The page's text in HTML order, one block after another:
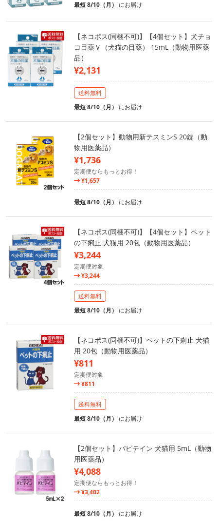
最短 8/10（月） にお届け
【ネコポス(同梱不可)】【4個セット】犬チョ
コ目薬Ｖ（犬猫の目薬） 15mL（動物用医薬
品）
¥2,131
送料無料
最短 8/10（月） にお届け
【2個セット】動物用新テスミンS 20錠（動
物用医薬品）
¥1,736
定期便ならもっとお得！
¥1,657
最短 8/10（月） にお届け
【ネコポス(同梱不可)】【4個セット】ペット
の下痢止 犬猫用 20包（動物用医薬品）
¥3,244
定期便対象
¥3,244
送料無料
最短 8/10（月） にお届け
【ネコポス(同梱不可)】ペットの下痢止 犬猫
用 20包（動物用医薬品）
¥811
定期便対象
¥811
送料無料
最短 8/10（月） にお届け
【2個セット】パピテイン 犬猫用 5mL（動物
用医薬品）
¥4,088
定期便ならもっとお得！
¥3,402
最短 8/10（月） にお届け